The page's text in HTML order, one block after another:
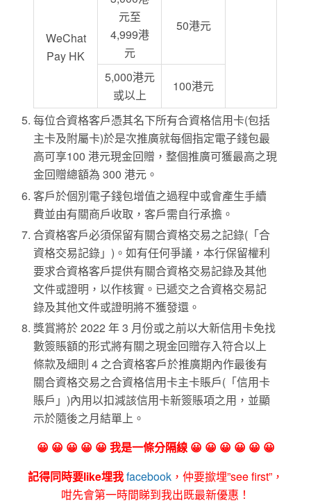
WeChat
Pay HK
元至
4,999港
元
50港元
5,000港元
或以上
100港元
每位合資格客戶憑其名下所有合資格信用卡(包括
主卡及附屬卡)於是次推廣就每個指定電子錢包最
高可享100 港元現金回贈，整個推廣可獲最高之現
金回贈總額為 300 港元。
客戶於個別電子錢包增值之過程中或會產生手續
費並由有關商戶收取，客戶需自行承擔。
合資格客戶必須保留有關合資格交易之記錄(「合
資格交易記錄」)。如有任何爭議，本行保留權利
要求合資格客戶提供有關合資格交易記錄及其他
文件或證明，以作核實。已遞交之合資格交易記
錄及其他文件或證明將不獲發還。
獎賞將於 2022 年 3 月份或之前以大新信用卡免找
數簽賬額的形式將有關之現金回贈存入符合以上
條款及細則 4 之合資格客戶於推廣期內作最後有
關合資格交易之合資格信用卡主卡賬戶(「信用卡
賬戶」)內用以扣減該信用卡新簽賬項之用，並顯
示於隨後之月結單上。
😀 😀 😀 😀 😀 我是一條分隔線 😀 😀 😀 😀 😀 😀
記得同時要like埋我facebook ，仲要撳埋”see first”，
咁先會第一時間睇到我出既最新優惠！